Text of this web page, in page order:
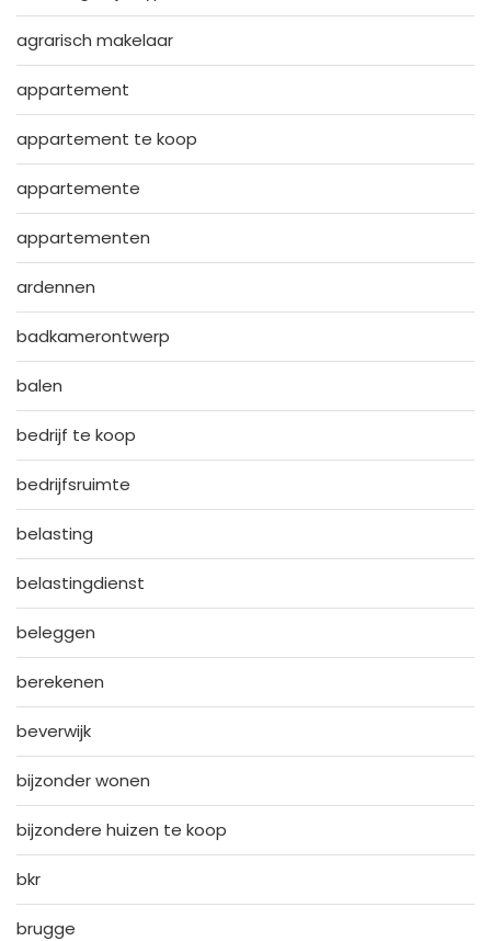
agrarisch makelaar
appartement
appartement te koop
appartemente
appartementen
ardennen
badkamerontwerp
balen
bedrijf te koop
bedrijfsruimte
belasting
belastingdienst
beleggen
berekenen
beverwijk
bijzonder wonen
bijzondere huizen te koop
bkr
brugge